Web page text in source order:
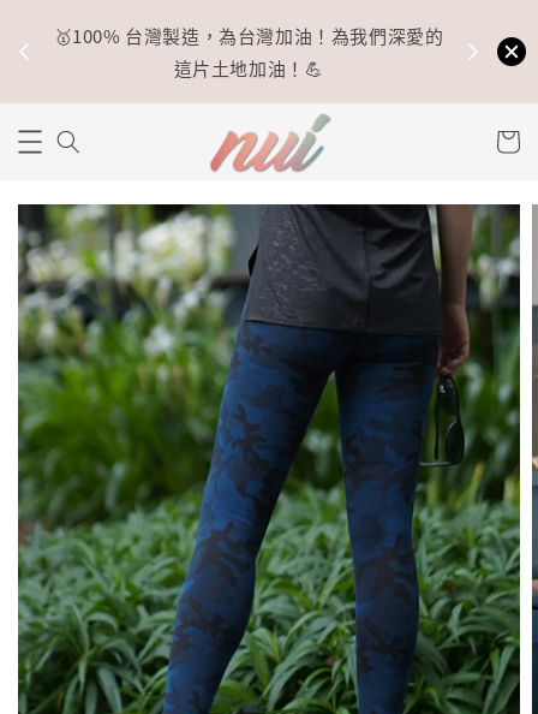
🥇100% 台灣製造，為台灣加油！為我們深愛的
這片土地加油！💪